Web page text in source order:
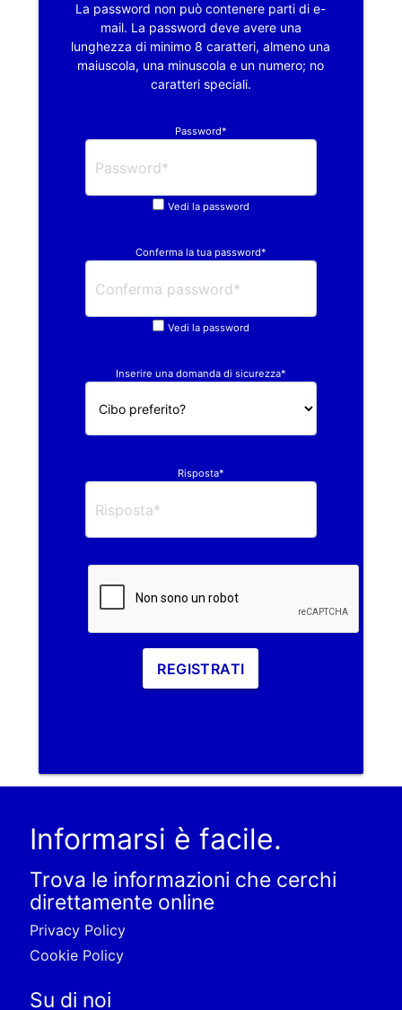
La password non può contenere parti di e-
mail. La password deve avere una
lunghezza di minimo 8 caratteri, almeno una
maiuscola, una minuscola e un numero; no
caratteri speciali.
Password*
Vedi la password
Conferma la tua password*
Vedi la password
Inserire una domanda di sicurezza*
Risposta*
REGISTRATI
Informarsi è facile.
Trova le informazioni che cerchi
direttamente online
Privacy Policy
Cookie Policy
Su di noi